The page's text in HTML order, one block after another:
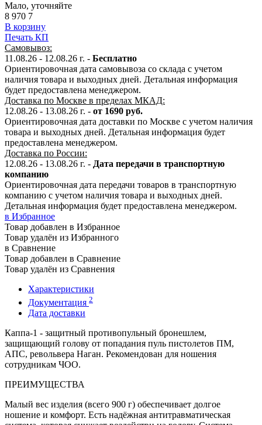
Мало, уточняйте
8 970 7
В корзину
Печать КП
Самовывоз:
11.08.26 - 12.08.26 г. - Бесплатно
Ориентировочная дата самовывоза со склада с учетом
наличия товара и выходных дней. Детальная информация
будет предоставлена менеджером.
Доставка по Москве в пределах МКАД:
12.08.26 - 13.08.26 г. - от 1690 руб.
Ориентировочная дата доставки по Москве с учетом наличия
товара и выходных дней. Детальная информация будет
предоставлена менеджером.
Доставка по России:
12.08.26 - 13.08.26 г. - Дата передачи в транспортную
компанию
Ориентировочная дата передачи товаров в транспортную
компанию с учетом наличия товара и выходных дней.
Детальная информация будет предоставлена менеджером.
в Избранное
Товар добавлен в Избранное
Товар удалён из Избранного
в Сравнение
Товар добавлен в Сравнение
Товар удалён из Сравнения
Характеристики
Документация 2
Дата доставки
Каппа-1 - защитный противопульный бронешлем,
защищающий голову от попадания пуль пистолетов ПМ,
АПС, револьвера Наган. Рекомендован для ношения
сотрудникам ЧОО.
ПРЕИМУЩЕСТВА
Малый вес изделия (всего 900 г) обеспечивает долгое
ношение и комфорт. Есть надёжная антитравматическая